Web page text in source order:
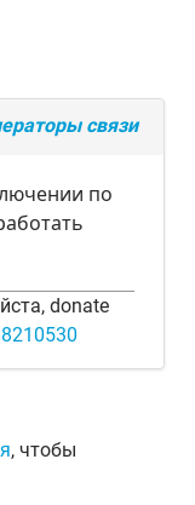
связи
по
donate
, чтобы